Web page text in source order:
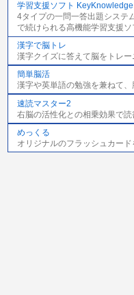
学習支援ソフト KeyKnowledge
4タイプの一問一答出題システ
で続けられる高機能学習支援ソ
漢字で脳トレ
漢字クイズに答えて脳をトレー
簡単脳活
漢字や英単語の勉強を兼ねて
速読マスター2
右脳の活性化との相乗効果で
めっくる
オリジナルのフラッシュカー